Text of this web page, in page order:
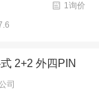
1询价
2+2 外四PIN
司